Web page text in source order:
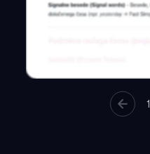
1